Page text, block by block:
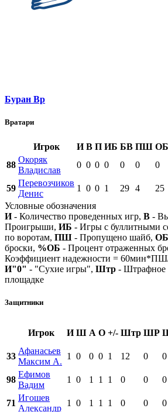
Буран Вр
Вратари
Игрок И В П ИБ БВ ПШ ОБ
88
Окоряк
Владислав
0 0 0 0 0 0 0
59
Перевозчиков
Денис
1 0 0 1 29 4 25
Условные обозначения
И- Количество проведенных игр, В -
Проигрыши, ИБ - Игры с буллитными
по воротам, ПШ - Пропущено шайб, ОБ
броски, %ОБ - Процент отраженных
Коэффициент надежности =
И"0" - "Сухие игры", Штр - Штрафное
площадке
Защитники
Игрок И Ш А О +/- Штр ШР
33
Афанасьев
Максим А.
1 0 0 0 1 12 0 0
98
Ефимов
Вадим
1 0 1 1 1 0 0 0
71
Игошев
Александр
1 0 1 1 1 0 0 0